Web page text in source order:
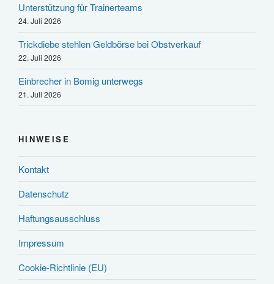
Unterstützung für Trainerteams
24. Juli 2026
Trickdiebe stehlen Geldbörse bei Obstverkauf
22. Juli 2026
Einbrecher in Bomig unterwegs
21. Juli 2026
HINWEISE
Kontakt
Datenschutz
Haftungsausschluss
Impressum
Cookie-Richtlinie (EU)